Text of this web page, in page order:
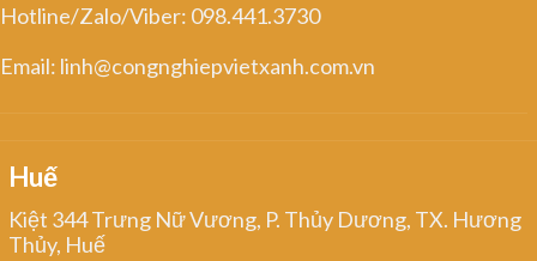
Hotline/Zalo/Viber: 098.441.3730
Email: linh@congnghiepvietxanh.com.vn
Huế
Kiệt 344 Trưng Nữ Vương, P. Thủy Dương, TX. Hương
Thủy, Huế